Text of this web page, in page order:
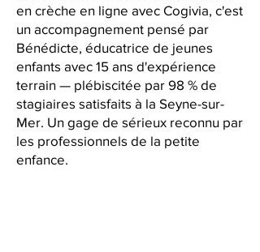
en crèche en ligne avec Cogivia, c'est
un accompagnement pensé par
Bénédicte, éducatrice de jeunes
enfants avec 15 ans d'expérience
terrain — plébiscitée par 98 % de
stagiaires satisfaits à la Seyne-sur-
Mer. Un gage de sérieux reconnu par
les professionnels de la petite
enfance.